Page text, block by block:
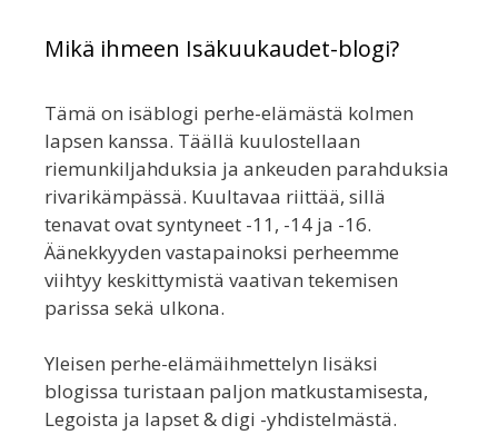
Mikä ihmeen Isäkuukaudet-blogi?
Tämä on isäblogi perhe-elämästä kolmen
lapsen kanssa. Täällä kuulostellaan
riemunkiljahduksia ja ankeuden parahduksia
rivarikämpässä. Kuultavaa riittää, sillä
tenavat ovat syntyneet -11, -14 ja -16.
Äänekkyyden vastapainoksi perheemme
viihtyy keskittymistä vaativan tekemisen
parissa sekä ulkona.
Yleisen perhe-elämäihmettelyn lisäksi
blogissa turistaan paljon matkustamisesta,
Legoista ja lapset & digi -yhdistelmästä.